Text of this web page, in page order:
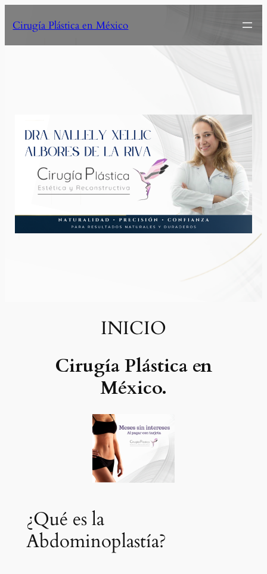
Cirugía Plástica en México
INICIO
Cirugía Plástica en
México.
¿Qué es la
Abdominoplastía?